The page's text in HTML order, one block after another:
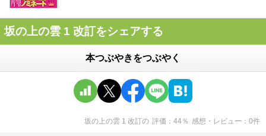
坂の上の雲 1 改訂をシェアする
本つぶやきをつぶやく
坂の上の雲 1 改訂の 評価 44％ 感想・レビュー 0件